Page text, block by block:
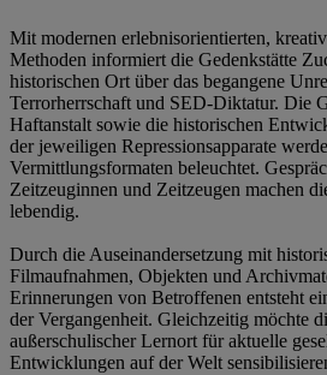
Mit modernen erlebnisorientierten,
Methoden informiert die Gedenkstätte
historischen Ort über das begangene
Terrorherrschaft und SED-Diktatur. Die
Haftanstalt sowie die historischen
der jeweiligen Repressionsapparate
Vermittlungsformaten beleuchtet.
Zeitzeuginnen und Zeitzeugen machen
lebendig.
Durch die Auseinandersetzung mit
Filmaufnahmen, Objekten und
Erinnerungen von Betroffenen entsteht
der Vergangenheit. Gleichzeitig möchte
außerschulischer Lernort für aktuelle
Entwicklungen auf der Welt